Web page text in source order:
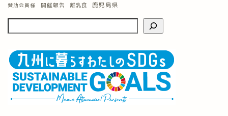
賛助会員様 開催報告 離乳食 鹿児島県